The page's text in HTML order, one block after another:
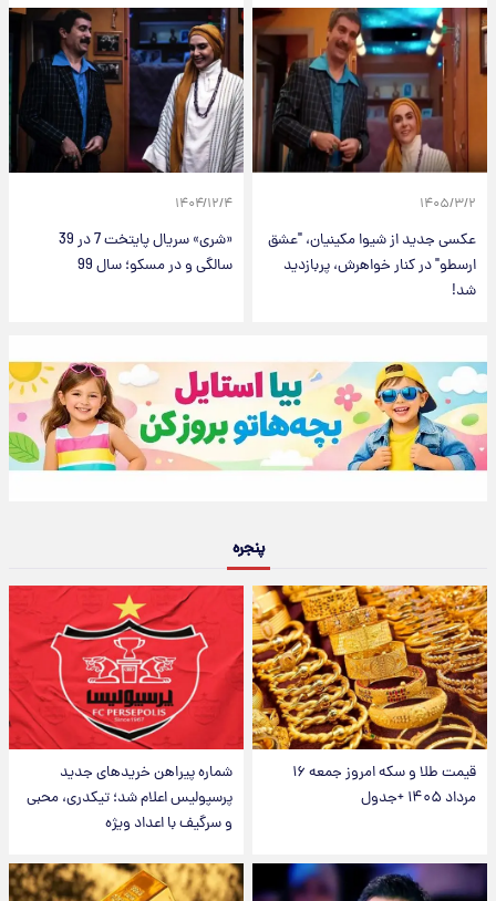
۱۴۰۵/۳/۲
عکسی جدید از شیوا مکینیان، "عشق
ارسطو" در کنار خواهرش، پربازدید
شد!
۱۴۰۴/۱۲/۴
«شری» سریال پایتخت 7 در 39
سالگی و در مسکو؛ سال 99
پنجره
قیمت طلا و سکه امروز جمعه ۱۶
مرداد ۱۴۰۵ +جدول
شماره پیراهن خریدهای جدید
پرسپولیس اعلام شد؛ تیکدری، محبی
و سرگیف با اعداد ویژه